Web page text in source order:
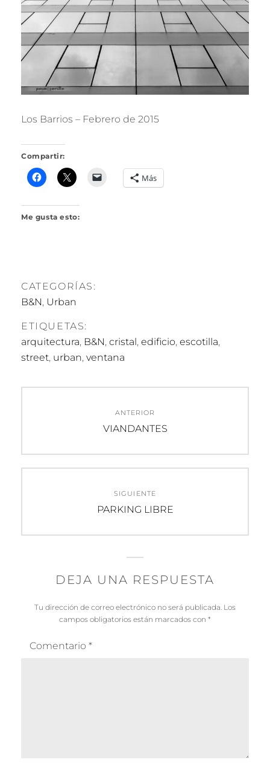
R
Los Barrios – Febrero de 2015
Compartir:
Más
Me gusta esto:
CATEGORÍAS:
B&N, Urban
ETIQUETAS:
arquitectura, B&N, cristal, edificio, escotilla,
street, urban, ventana
entradas
ANTERIOR
Entrada
VIANDANTES
SIGUIENTE
Entrada
PARKING LIBRE
DEJA UNA RESPUESTA
Tu dirección de correo electrónico no será publicada. Los
campos obligatorios están marcados con *
Comentario *